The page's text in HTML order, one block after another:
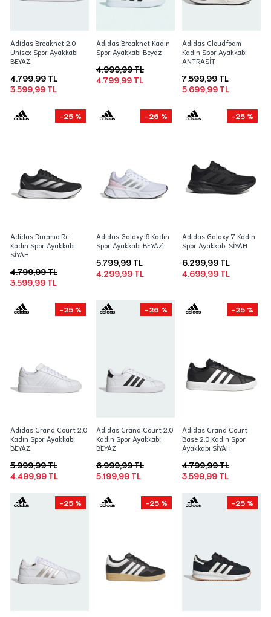
Adidas Breaknet 2.0
Unisex Spor Ayakkabı
BEYAZ
3.599,99 TL
4.799,99 TL
Adidas Breaknet Kadın
Spor Ayakkabı Beyaz
4.799,99 TL
4.999,99 TL
Adidas Cloudfoam
Kadın Spor Ayakkabı
ANTRASİT
5.699,99 TL
7.599,99 TL
-25 %
Adidas Duramo Rc
Kadın Spor Ayakkabı
SİYAH
3.599,99 TL
4.799,99 TL
-26 %
Adidas Galaxy 6 Kadın
Spor Ayakkabı BEYAZ
4.299,99 TL
5.799,99 TL
-25 %
Adidas Galaxy 7 Kadın
Spor Ayakkabı SİYAH
4.699,99 TL
6.299,99 TL
-25 %
Adidas Grand Court 2.0
Kadın Spor Ayakkabı
BEYAZ
4.499,99 TL
5.999,99 TL
-26 %
Adidas Grand Court 2.0
Kadın Spor Ayakkabı
BEYAZ
5.199,99 TL
6.999,99 TL
-25 %
Adidas Grand Court
Base 2.0 Kadın Spor
Ayakkabı SİYAH
3.599,99 TL
4.799,99 TL
-25 % -25 % -25 %